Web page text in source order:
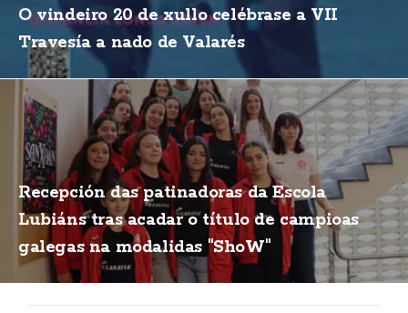
O vindeiro 20 de xullo celébrase a VII
Travesía a nado de Valarés
Recepción das patinadoras da Escola
Lubiáns tras acadar o título de campioas
galegas na modalidas "ShoW"